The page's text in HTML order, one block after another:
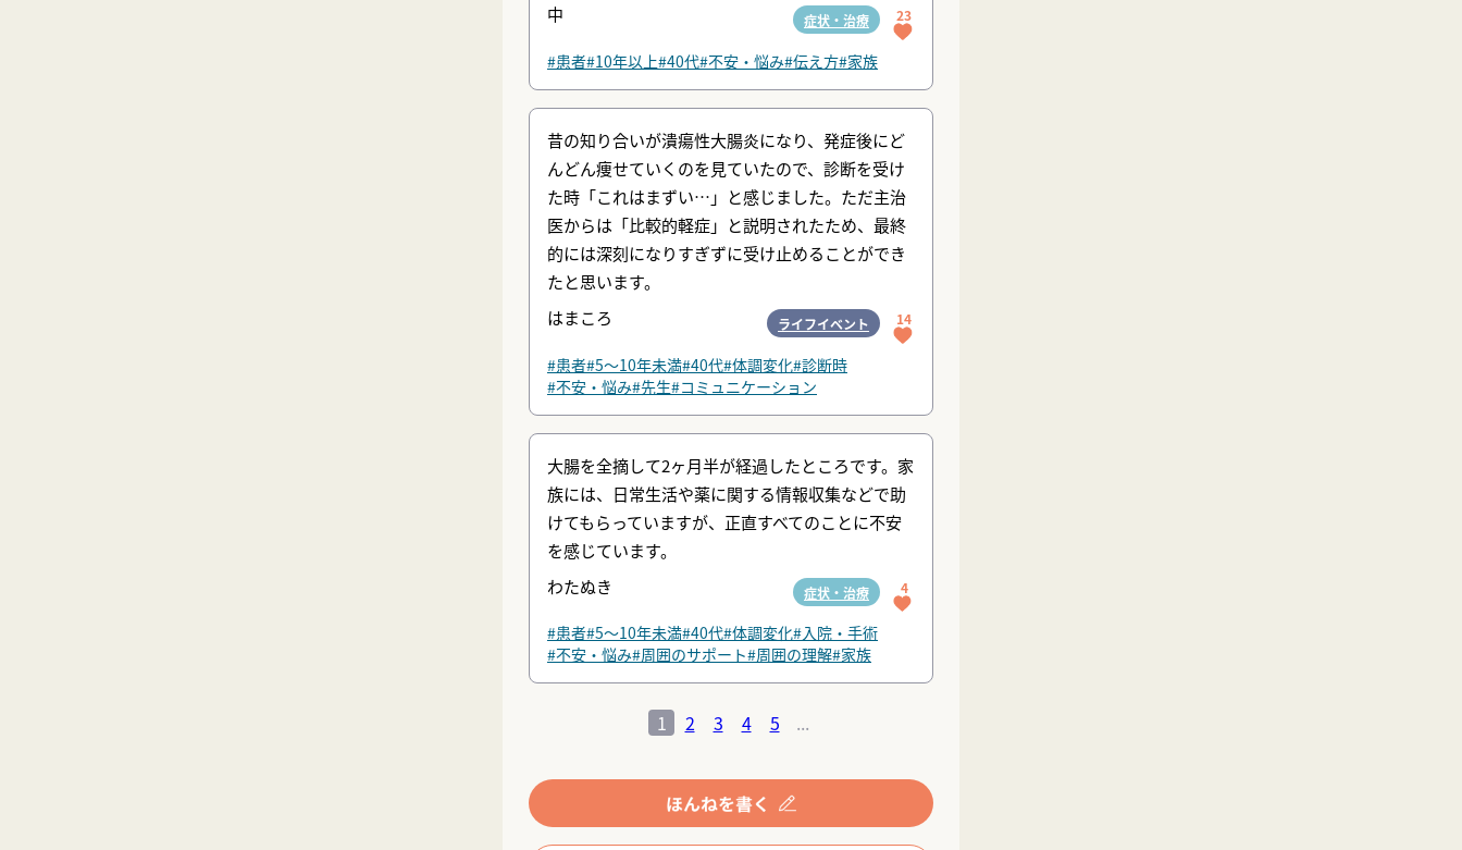
中
症状・治療 23
#患者#10年以上#40代#不安・悩み#伝え方#家族
昔の知り合いが潰瘍性大腸炎になり、発症後にど
んどん痩せていくのを見ていたので、診断を受け
た時「これはまずい…」と感じました。ただ主治
医からは「比較的軽症」と説明されたため、最終
的には深刻になりすぎずに受け止めることができ
たと思います。
はまころ
ライフイベント 14
#患者#5〜10年未満#40代#体調変化#診断時
#不安・悩み#先生#コミュニケーション
大腸を全摘して2ヶ月半が経過したところです。家
族には、日常生活や薬に関する情報収集などで助
けてもらっていますが、正直すべてのことに不安
を感じています。
わたぬき
症状・治療 4
#患者#5〜10年未満#40代#体調変化#入院・手術
#不安・悩み#周囲のサポート#周囲の理解#家族
1 2 3 4 5 ...